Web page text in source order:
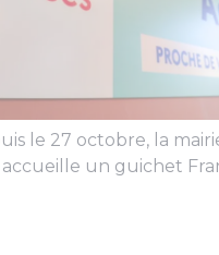
le 27 octobre, la
un guichet